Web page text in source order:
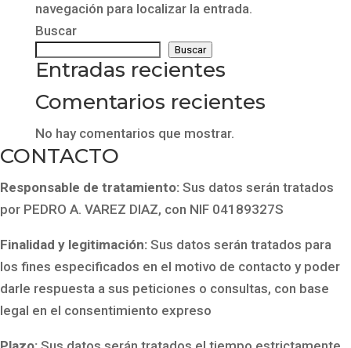
navegación para localizar la entrada.
Buscar
Buscar
Entradas recientes
Comentarios recientes
No hay comentarios que mostrar.
CONTACTO
Responsable de tratamiento: Sus datos serán tratados
por PEDRO A. VAREZ DIAZ, con NIF 04189327S
Finalidad y legitimación: Sus datos serán tratados para
los fines especificados en el motivo de contacto y poder
darle respuesta a sus peticiones o consultas, con base
legal en el consentimiento expreso